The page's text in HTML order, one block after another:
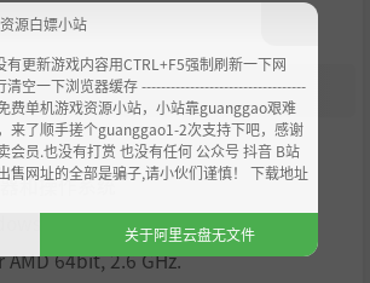
和操作系统
7, 8 or 10
64bit, 2.6 GHz.
源白嫖小站
有更新游戏内容用CTRL+F5强制刷新一下网
清空一下浏览器缓存 ----------------------------------
费单机游戏资源小站，小站靠guanggao艰难
来了顺手搓个guanggao1-2次支持下吧，感谢
会员.也没有打赏 也没有任何 公众号 抖音 B站
售网址的全部是骗子,请小伙们谨慎！ 下载地址
关于阿里云盘无文件